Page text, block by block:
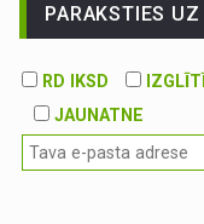
PARAKSTIES
RD IKSD
JAUNATNE